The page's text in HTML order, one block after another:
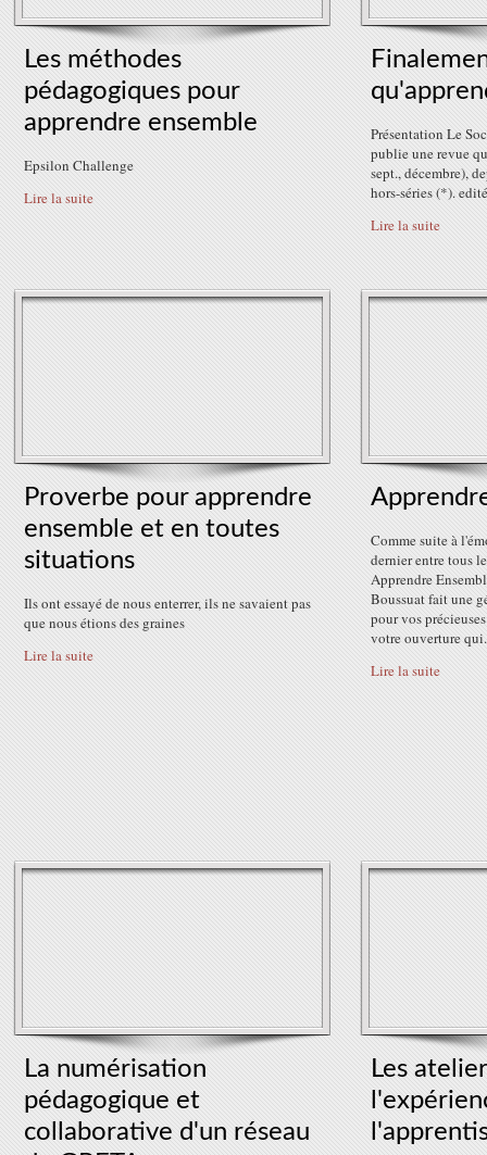
Les méthodes
pédagogiques pour
apprendre ensemble
Epsilon Challenge
Lire la suite
Présentation Le
publie une revue
sept., décembre),
hors-séries (*).
Lire la suite
Proverbe pour apprendre
ensemble et en toutes
situations
Ils ont essayé de nous enterrer, ils ne savaient pas
que nous étions des graines
Lire la suite
Comme suite à
dernier entre tous
Apprendre
Boussuat fait une
pour vos
votre ouverture
Lire la suite
La numérisation
pédagogique et
collaborative d'un réseau
Les